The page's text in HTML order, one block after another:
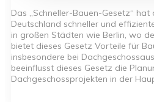
Das „Schneller-Bauen-Gesetz“
Deutschland schneller und
in großen Städten wie Berlin, wo
bietet dieses Gesetz Vorteile für
insbesondere bei
beeinflusst dieses Gesetz die
Dachgeschossprojekten in der